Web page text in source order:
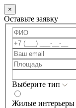
×
Оставьте заявку
Выберите тип
Жилые интерьеры